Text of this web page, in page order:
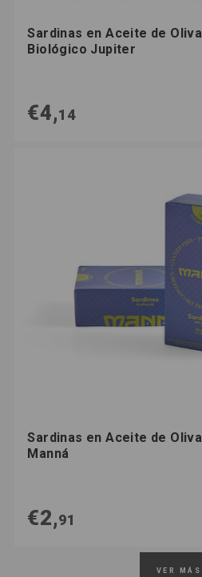
Sardinas en Aceite de Oliva
Biológico Jupiter
€4,14
Sardinas en Aceite de Oliva
Manná
€2,91
VER MÁS